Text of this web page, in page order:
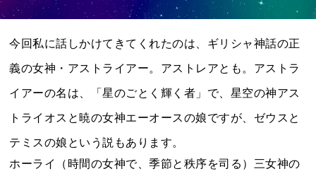
今回私に話しかけてきてくれたのは、ギリシャ神話の正
義の女神・アストライアー。アストレアとも。アストラ
イアーの名は、「星のごとく輝く者」で、星空の神アス
トライオスと暁の女神エーオースの娘ですが、ゼウスと
テミスの娘という説もあります。
ホーライ（時間の女神で、季節と秩序を司る）三女神の